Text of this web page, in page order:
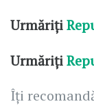
Urmăriți
Urmăriți
Îți